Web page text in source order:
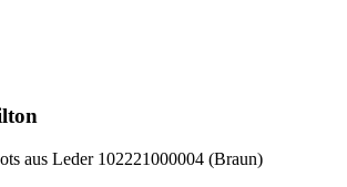
aus Leder 102221000004 (Braun)